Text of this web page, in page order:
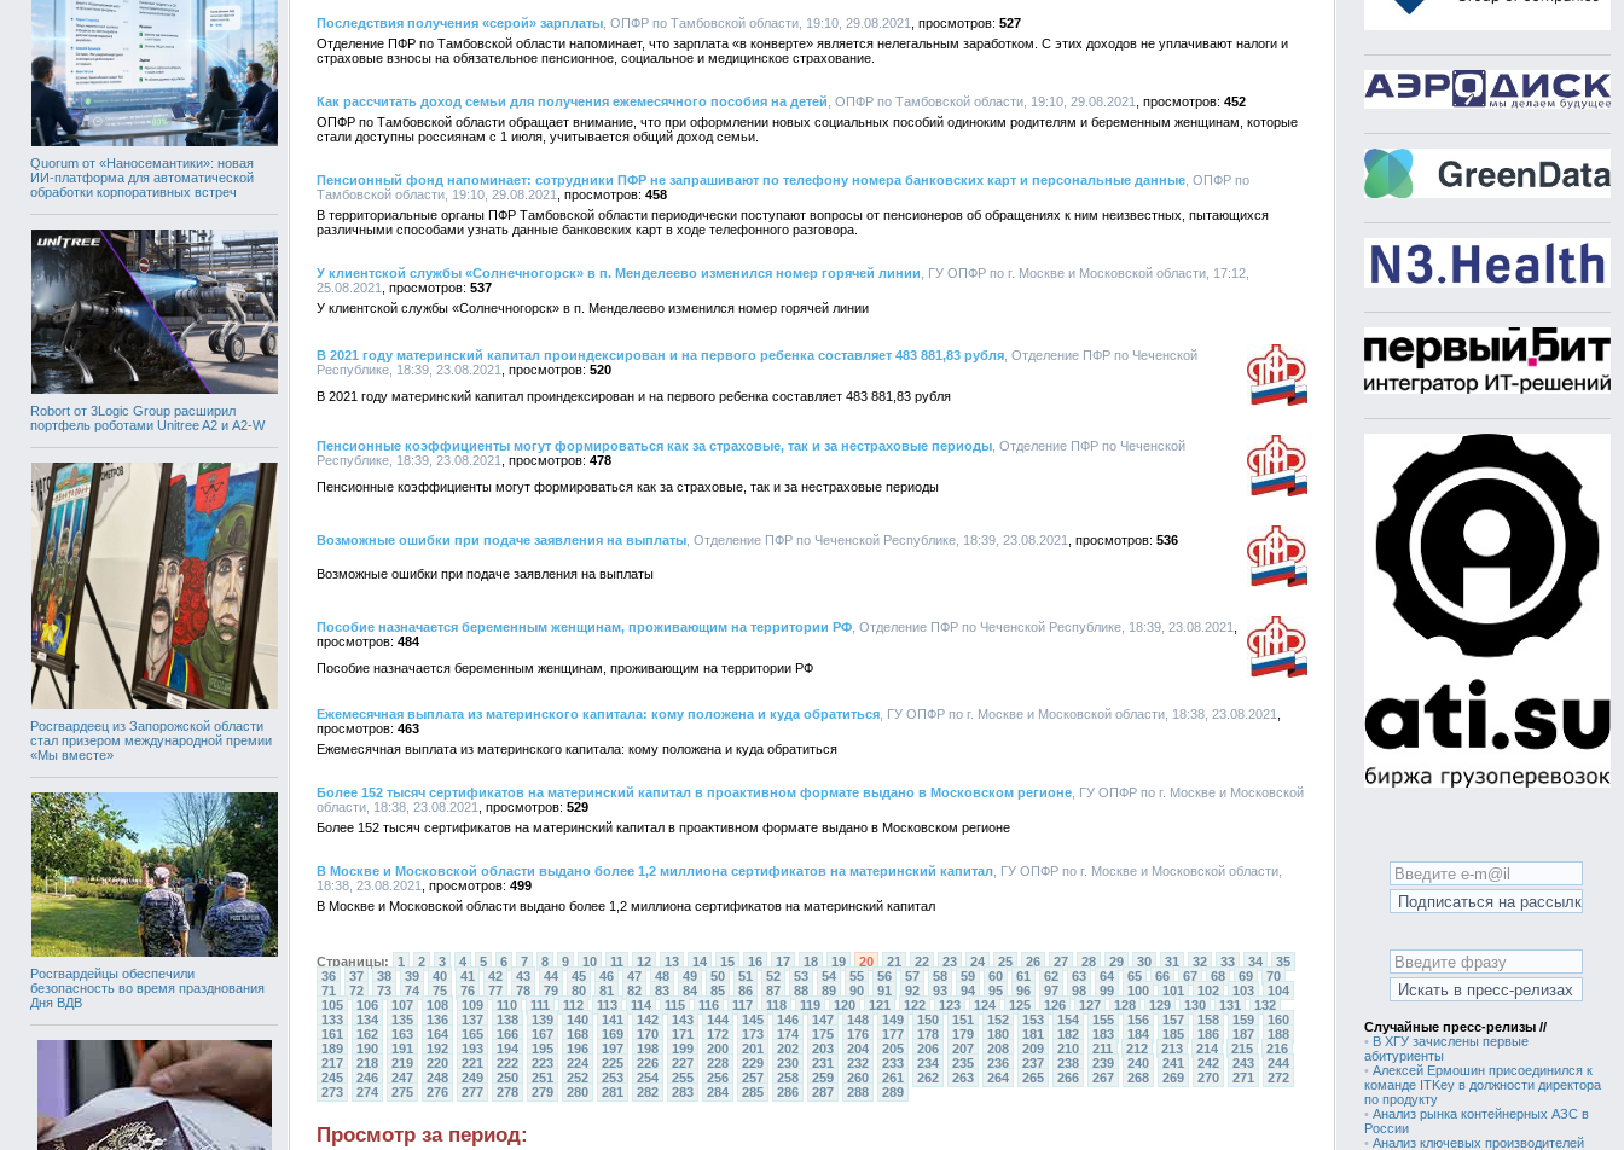
Quorum от «Наносемантики»: новая
ИИ-платформа для автоматической
обработки корпоративных встреч
Robort от 3Logic Group расширил
портфель роботами Unitree A2 и A2-W
Росгвардеец из Запорожской области
стал призером международной премии
«Мы вместе»
Росгвардейцы обеспечили
безопасность во время празднования
Дня ВДВ
Последствия получения «серой» зарплаты , ОПФР по Тамбовской области, 19:10, 29.08.2021
527
Отделение ПФР по Тамбовской области напоминает, что зарплата «в конверте» является нелегальным заработком. С этих доходов не уплачивают налоги и
страховые взносы на обязательное пенсионное, социальное и медицинское страхование.
Как рассчитать доход семьи для получения ежемесячного пособия на детей , ОПФР по Тамбовской области, 19:10, 29.08.2021
452
ОПФР по Тамбовской области обращает внимание, что при оформлении новых социальных пособий одиноким родителям и беременным женщинам, которые
стали доступны россиянам с 1 июля, учитывается общий доход семьи.
Пенсионный фонд напоминает: сотрудники ПФР не запрашивают по телефону номера банковских карт и персональные данные , ОПФР по
Тамбовской области, 19:10, 29.08.2021
458
В территориальные органы ПФР Тамбовской области периодически поступают вопросы от пенсионеров об обращениях к ним неизвестных, пытающихся
различными способами узнать данные банковских карт в ходе телефонного разговора.
У клиентской службы «Солнечногорск» в п. Менделеево изменился номер горячей линии , ГУ ОПФР по г. Москве и Московской области, 17:12,
25.08.2021
537
У клиентской службы «Солнечногорск» в п. Менделеево изменился номер горячей линии
В 2021 году материнский капитал проиндексирован и на первого ребенка составляет 483 881,83 рубля , Отделение ПФР по Чеченской
Республике, 18:39, 23.08.2021
520
В 2021 году материнский капитал проиндексирован и на первого ребенка составляет 483 881,83 рубля
Пенсионные коэффициенты могут формироваться как за страховые, так и за нестраховые периоды , Отделение ПФР по Чеченской
Республике, 18:39, 23.08.2021
478
Пенсионные коэффициенты могут формироваться как за страховые, так и за нестраховые периоды
Возможные ошибки при подаче заявления на выплаты , Отделение ПФР по Чеченской Республике, 18:39, 23.08.2021 536
Возможные ошибки при подаче заявления на выплаты
Пособие назначается беременным женщинам, проживающим на территории РФ , Отделение ПФР по Чеченской Республике, 18:39, 23.08.2021
484
Пособие назначается беременным женщинам, проживающим на территории РФ
Ежемесячная выплата из материнского капитала: кому положена и куда обратиться , ГУ ОПФР по г. Москве и Московской области, 18:38, 23.08.2021
463
Ежемесячная выплата из материнского капитала: кому положена и куда обратиться
Более 152 тысяч сертификатов на материнский капитал в проактивном формате выдано в Московском регионе , ГУ ОПФР по г. Москве и Московской
области, 18:38, 23.08.2021
529
Более 152 тысяч сертификатов на материнский капитал в проактивном формате выдано в Московском регионе
В Москве и Московской области выдано более 1,2 миллиона сертификатов на материнский капитал , ГУ ОПФР по г. Москве и Московской области,
18:38, 23.08.2021
499
В Москве и Московской области выдано более 1,2 миллиона сертификатов на материнский капитал
Страницы: 1 2 3 4 5 6 7 8 9 10 11 12 13 14 15 16 17 18 19 20 21 22 23 24 25 26 27 28 29 30 31 32 33 34
35
36
37 38 39 40 41 42 43 44 45 46 47 48 49 50 51 52 53 54 55 56 57 58 59 60 61 62 63 64 65 66 67 68 69
70
71
72 73 74 75 76 77 78 79 80 81 82 83 84 85 86 87 88 89 90 91 92 93 94 95 96 97 98 99 100 101 102 103
104
105
106 107 108 109 110 111 112 113 114 115 116 117 118 119 120 121 122 123 124 125 126 127 128 129 130 131
132
133
134 135 136 137 138 139 140 141 142 143 144 145 146 147 148 149 150 151 152 153 154 155 156 157 158 159
160
161
162 163 164 165 166 167 168 169 170 171 172 173 174 175 176 177 178 179 180 181 182 183 184 185 186 187
188
189
190 191 192 193 194 195 196 197 198 199 200 201 202 203 204 205 206 207 208 209 210 211 212 213 214 215
216
217
218 219 220 221 222 223 224 225 226 227 228 229 230 231 232 233 234 235 236 237 238 239 240 241 242 243
244
245
246 247 248 249 250 251 252 253 254 255 256 257 258 259 260 261 262 263 264 265 266 267 268 269 270 271
272
273
274 275 276 277 278 279 280 281 282 283 284 285 286 287 288 289
Просмотр за период:
Случайные пресс-релизы //
• В ХГУ зачислены первые
абитуриенты
• Алексей Ермошин присоединился к
команде ITKey в должности директора
по продукту
• Анализ рынка контейнерных АЗС в
России
• Анализ ключевых производителей